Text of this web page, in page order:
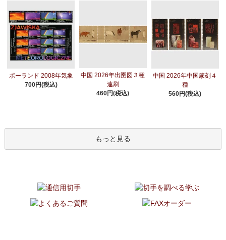
ポーランド 2008年気象
700円(税込)
中国 2026年出圉図３種
連刷
460円(税込)
中国 2026年中国篆刻４
種
560円(税込)
もっと見る